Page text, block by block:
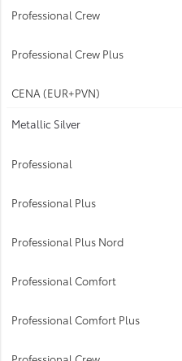
Metallic Silver